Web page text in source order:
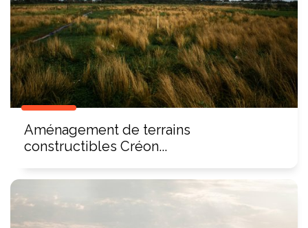
Aménagement de terrains
constructibles Créon...